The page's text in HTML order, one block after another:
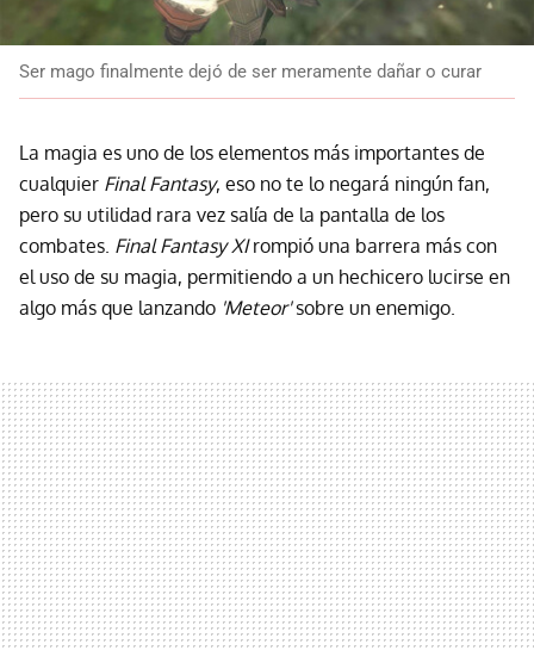
Ser mago finalmente dejó de ser meramente dañar o curar
La magia es uno de los elementos más importantes de
cualquier Final Fantasy, eso no te lo negará ningún fan,
pero su utilidad rara vez salía de la pantalla de los
combates. Final Fantasy XIrompió una barrera más con
el uso de su magia, permitiendo a un hechicero lucirse en
algo más que lanzando 'Meteor'sobre un enemigo.